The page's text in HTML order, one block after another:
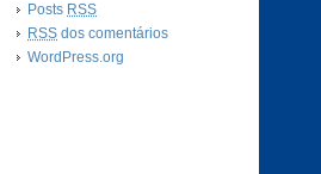
Posts RSS
RSS dos comentários
WordPress.org